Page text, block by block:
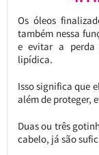
Os óleos
também nessa
e evitar a perda
lipídica.
Isso significa que
além de proteger,
Duas ou três
cabelo, já são